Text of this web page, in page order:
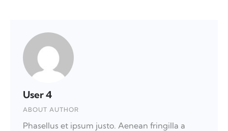
User 4
ABOUT AUTHOR
Phasellus et ipsum justo. Aenean fringilla a